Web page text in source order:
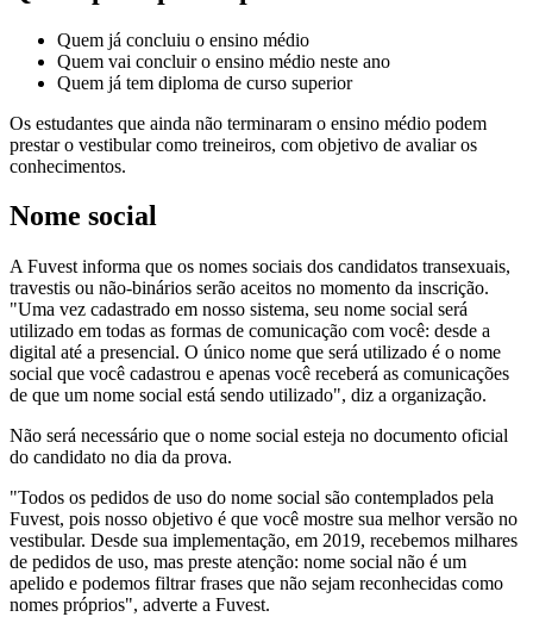
Quem já concluiu o ensino médio
Quem vai concluir o ensino médio neste ano
Quem já tem diploma de curso superior
Os estudantes que ainda não terminaram o ensino médio podem
prestar o vestibular como treineiros, com objetivo de avaliar os
conhecimentos.
Nome social
A Fuvest informa que os nomes sociais dos candidatos transexuais,
travestis ou não-binários serão aceitos no momento da inscrição.
"Uma vez cadastrado em nosso sistema, seu nome social será
utilizado em todas as formas de comunicação com você: desde a
digital até a presencial. O único nome que será utilizado é o nome
social que você cadastrou e apenas você receberá as comunicações
de que um nome social está sendo utilizado", diz a organização.
Não será necessário que o nome social esteja no documento oficial
do candidato no dia da prova.
"Todos os pedidos de uso do nome social são contemplados pela
Fuvest, pois nosso objetivo é que você mostre sua melhor versão no
vestibular. Desde sua implementação, em 2019, recebemos milhares
de pedidos de uso, mas preste atenção: nome social não é um
apelido e podemos filtrar frases que não sejam reconhecidas como
nomes próprios", adverte a Fuvest.